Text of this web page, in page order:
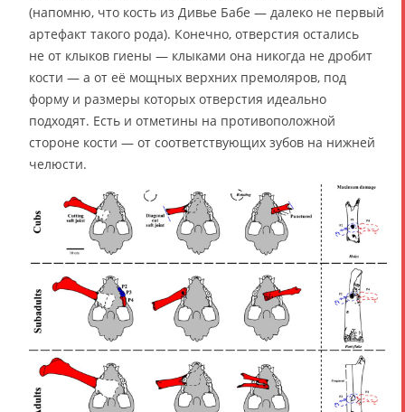
(напомню, что кость из Дивье Бабе — далеко не первый
артефакт такого рода). Конечно, отверстия остались
не от клыков гиены — клыками она никогда не дробит
кости — а от её мощных верхних премоляров, под
форму и размеры которых отверстия идеально
подходят. Есть и отметины на противоположной
стороне кости — от соответствующих зубов на нижней
челюсти.